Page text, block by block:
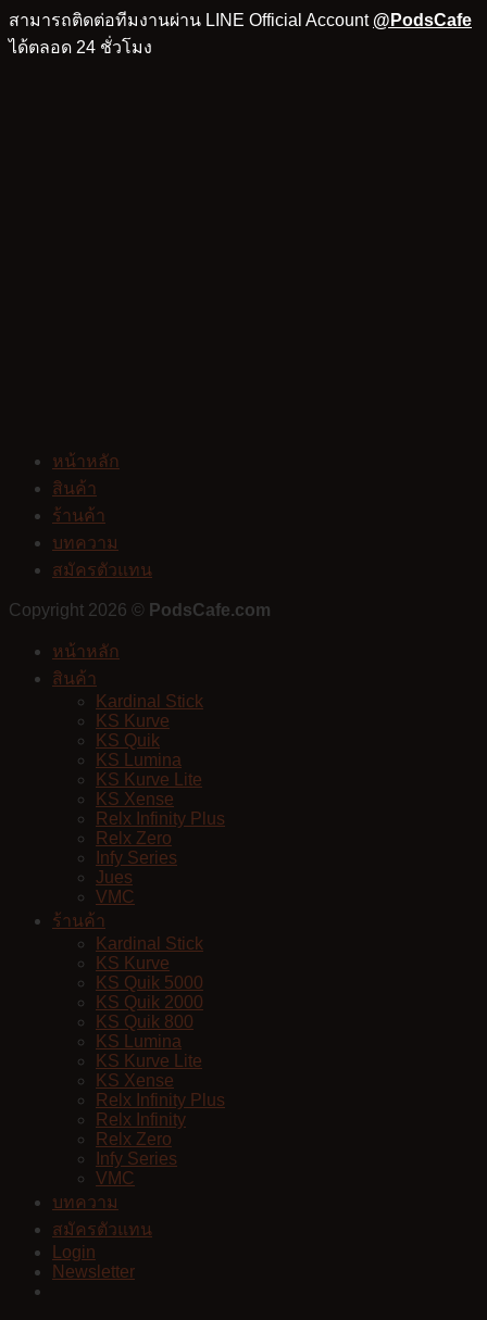
สามารถติดต่อทีมงานผ่าน LINE Official Account @PodsCafe
ได้ตลอด 24 ชั่วโมง
หน้าหลัก
สินค้า
ร้านค้า
บทความ
สมัครตัวแทน
Copyright 2026 © PodsCafe.com
หน้าหลัก
สินค้า
Kardinal Stick
KS Kurve
KS Quik
KS Lumina
KS Kurve Lite
KS Xense
Relx Infinity Plus
Relx Zero
Infy Series
Jues
VMC
ร้านค้า
Kardinal Stick
KS Kurve
KS Quik 5000
KS Quik 2000
KS Quik 800
KS Lumina
KS Kurve Lite
KS Xense
Relx Infinity Plus
Relx Infinity
Relx Zero
Infy Series
VMC
บทความ
สมัครตัวแทน
Login
Newsletter